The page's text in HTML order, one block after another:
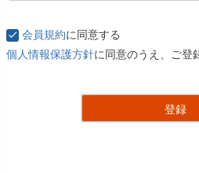
)
会員規約に同意する
個人情報保護方針に同意のうえ、ご登
登録